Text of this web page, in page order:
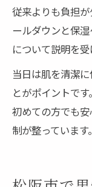
従来よりも負担
ールダウンと保
について説明を受
当日は肌を清潔
とがポイントで
初めての方でも
制が整っています。